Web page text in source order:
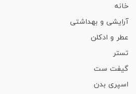
خانه
آرایشی و بهداشتی
عطر و ادکلن
تستر
گیفت ست
اسپری بدن